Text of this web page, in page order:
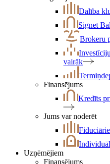
Dalība
Signet
Brokeru
vairāk
Finansējums
Kredīts
Jums var noderēt
Uzņēmējiem
Finansējums